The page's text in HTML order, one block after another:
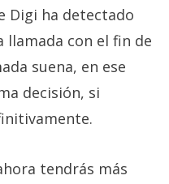
Digi ha detectado
llamada con el fin de
suena, en ese
decisión, si
tendrás más